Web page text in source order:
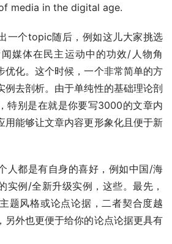
media in the digital age.
一个topic随后，例如这儿大家挑选
媒体在民主运动中的功效/人物角
优化。这个时候，一个非常简单的方
例去剖析。由于单纯性的基础理论剖
特别是在就是你要写3000的文章内
用能够让文章内容更形象化且便于新
人都是有自身的喜好，例如中国/海
实例/全新升级实例，这些。最先，
题风格或论点论据，二者契合度越
另外也更便于给你的论点论据更具有